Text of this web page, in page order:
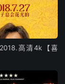
高清4k【喜